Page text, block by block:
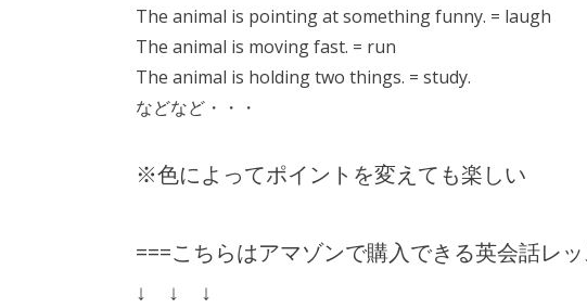
The animal is pointing at something funny. = laugh
The animal is moving fast. = run
The animal is holding two things. = study.
などなど・・・
※色によってポイントを変えても楽しい
===こちらはアマゾンで購入できる英会話レ
↓ ↓ ↓